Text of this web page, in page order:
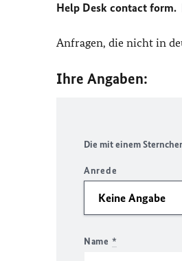
Help Desk contact form.
Anfragen, die nicht in
Ihre Angaben:
Die mit einem
Anrede
Name *